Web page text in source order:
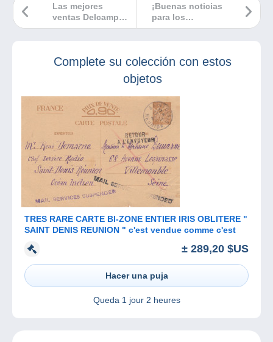
¡Buenas noticias
para los
compradores en
Las mejores
ventas Delcampe
de abril 2024
Complete su colección con estos
objetos
TRES RARE CARTE BI-ZONE ENTIER IRIS OBLITERE "
SAINT DENIS REUNION " c'est vendue comme c'est
± 289,20 $US
Hacer una puja
Queda 1 jour 2 heures